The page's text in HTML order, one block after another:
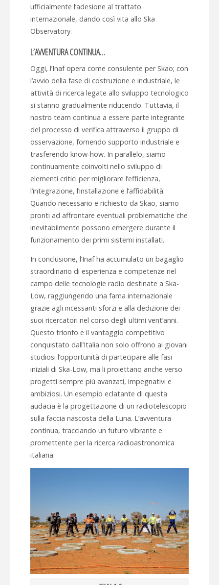
ufficialmente l’adesione al trattato
internazionale, dando così vita allo Ska
Observatory.
L’AVVENTURA CONTINUA…
Oggi, l’Inaf opera come consulente per Skao; con
l’avvio della fase di costruzione e industriale, le
attività di ricerca legate allo sviluppo tecnologico
si stanno gradualmente riducendo. Tuttavia, il
nostro team continua a essere parte integrante
del processo di verifica attraverso il gruppo di
osservazione, fornendo supporto industriale e
trasferendo know-how. In parallelo, siamo
continuamente coinvolti nello sviluppo di
elementi critici per migliorare l’efficienza,
l’integrazione, l’installazione e l’affidabilità.
Quando necessario e richiesto da Skao, siamo
pronti ad affrontare eventuali problematiche che
inevitabilmente possono emergere durante il
funzionamento dei primi sistemi installati.
In conclusione, l’Inaf ha accumulato un bagaglio
straordinario di esperienza e competenze nel
campo delle tecnologie radio destinate a Ska-
Low, raggiungendo una fama internazionale
grazie agli incessanti sforzi e alla dedizione dei
suoi ricercatori nel corso degli ultimi vent’anni.
Questo trionfo e il vantaggio competitivo
conquistato dall’Italia non solo offrono ai giovani
studiosi l’opportunità di partecipare alle fasi
iniziali di Ska-Low, ma li proiettano anche verso
progetti sempre più avanzati, impegnativi e
ambiziosi. Un esempio eclatante di questa
audacia è la progettazione di un radiotelescopio
sulla faccia nascosta della Luna. L’avventura
continua, tracciando un futuro vibrante e
promettente per la ricerca radioastronomica
italiana.